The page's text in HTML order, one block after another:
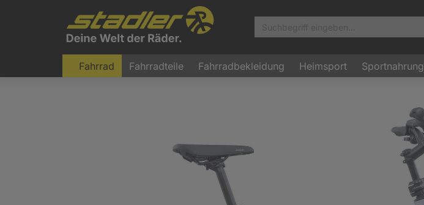
Fahrrad Fahrradteile Fahrradbekleidung Heimsport Sportnahrung